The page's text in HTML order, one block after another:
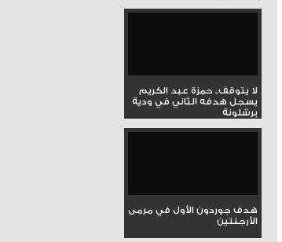
لا يتوقف.. حمزة عبد الكريم
يسجل هدفه الثاني في ودية
برشلونة
هدف جوردون الأول في مرمى
الأرجنتين